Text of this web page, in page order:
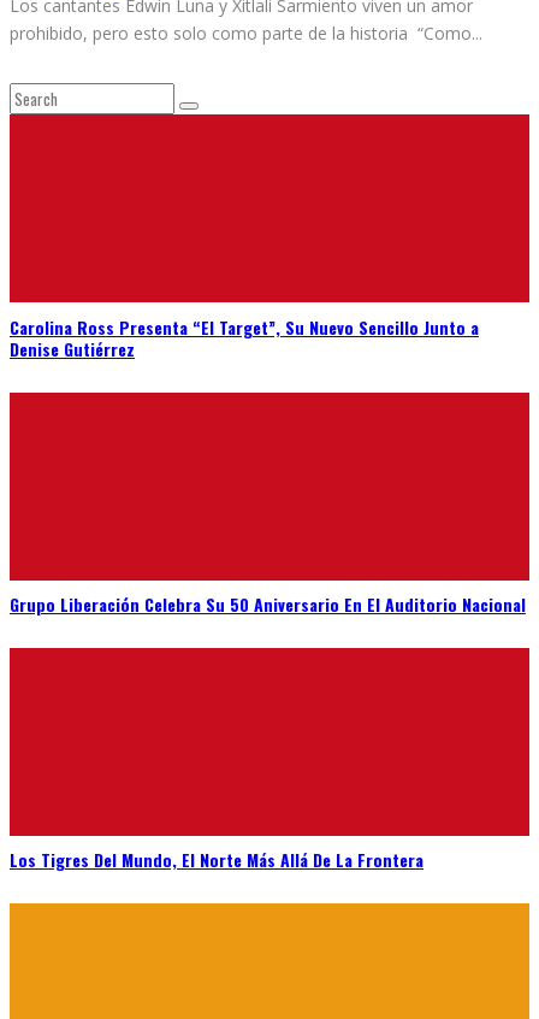
Los cantantes Edwin Luna y Xitlali Sarmiento viven un amor
prohibido, pero esto solo como parte de la historia “Como...
Carolina Ross Presenta “El Target”, Su Nuevo Sencillo Junto a
Denise Gutiérrez
Grupo Liberación Celebra Su 50 Aniversario En El Auditorio Nacional
Los Tigres Del Mundo, El Norte Más Allá De La Frontera